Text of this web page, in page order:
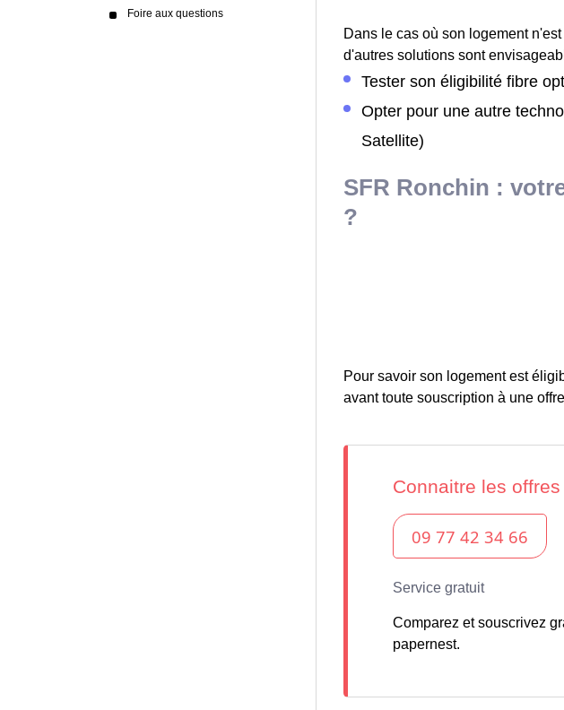
Foire aux questions
Dans le cas où son logement
d'autres solutions sont
Tester son éligibilité fibre
Opter pour une autre
Satellite)
SFR Ronchin :
?
Pour savoir son logement est
avant toute souscription à une
Comparez et souscrivez
papernest.